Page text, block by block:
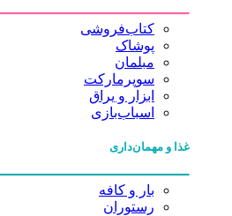
کتاب‌فروشی
پوشاک
مبلمان
سوپرمارکت
ابزار و یراق
اسباب‌بازی
غذا و مهمان‌داری
بار و کافه
رستوران